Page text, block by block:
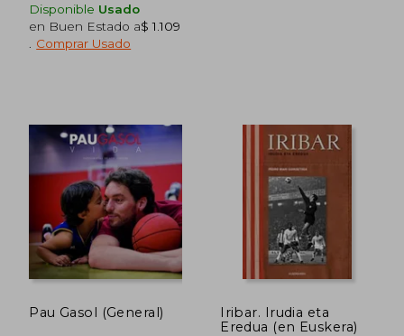
Disponible Usado
en Buen Estado a$ 1.109
Comprar Usado
Pau Gasol (General)
Iribar. Irudia eta
Eredua (en Euskera)